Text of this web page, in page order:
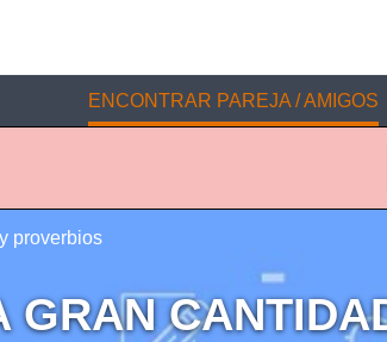
ENCONTRAR PAREJA / AMIGOS
proverbios
GRAN